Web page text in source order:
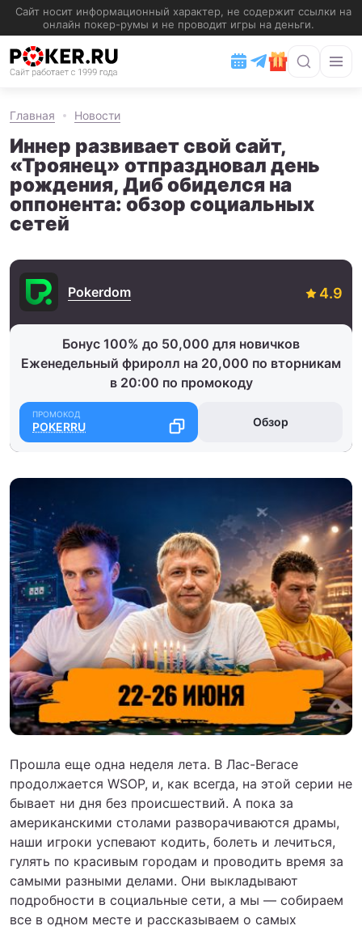
Главная Новости
Иннер развивает свой сайт,
«Троянец» отпраздновал день
рождения, Диб обиделся на
оппонента: обзор социальных
сетей
Pokerdom
Бонус 100% до 50,000 для новичков
Еженедельный фриролл на 20,000 по вторникам
в 20:00 по промокоду
POKERRU Обзор
Прошла еще одна неделя лета. В Лас-Вегасе
продолжается WSOP, и, как всегда, на этой серии не
бывает ни дня без происшествий. А пока за
американскими столами разворачиваются драмы,
наши игроки успевают кодить, болеть и лечиться,
гулять по красивым городам и проводить время за
самыми разными делами. Они выкладывают
подробности в социальные сети, а мы — собираем
все в одном месте и рассказываем о самых